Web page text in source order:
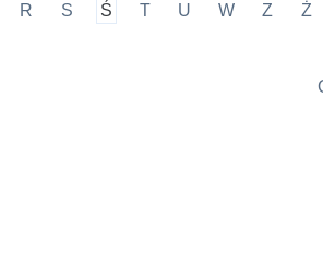
R S Ś T U W Z Ż